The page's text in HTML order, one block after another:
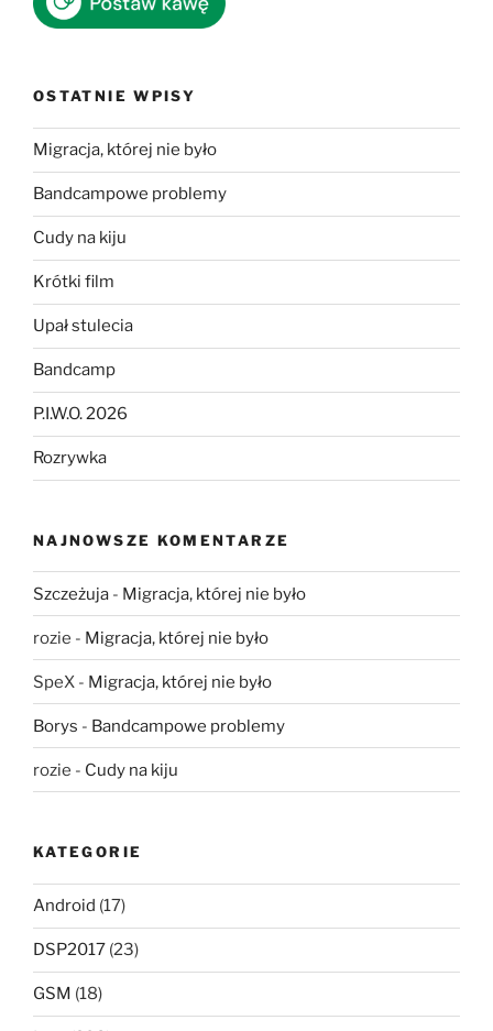
OSTATNIE WPISY
Migracja, której nie było
Bandcampowe problemy
Cudy na kiju
Krótki film
Upał stulecia
Bandcamp
P.I.W.O. 2026
Rozrywka
NAJNOWSZE KOMENTARZE
Szczeżuja - Migracja, której nie było
rozie - Migracja, której nie było
SpeX - Migracja, której nie było
Borys - Bandcampowe problemy
rozie - Cudy na kiju
KATEGORIE
Android (17)
DSP2017 (23)
GSM (18)